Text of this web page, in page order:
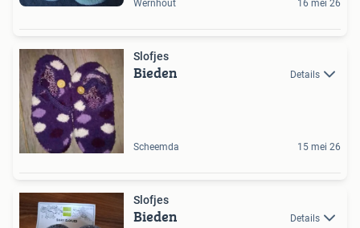
Wernhout 16 mei 26
Slofjes
Bieden Details
Scheemda 15 mei 26
Slofjes
Bieden Details